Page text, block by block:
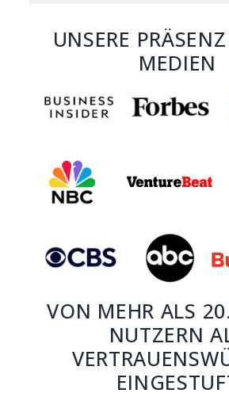
UNSERE
MEDIEN
VON MEHR ALS
NUTZERN